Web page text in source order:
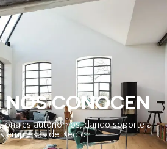
NOS CONOCEN
autónomos, dando soporte a
empresas del sector